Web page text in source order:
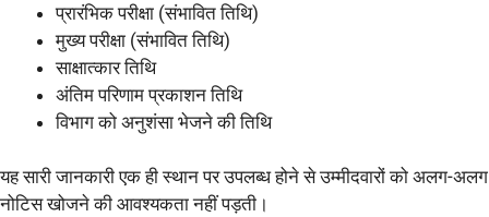
प्रारंभिक परीक्षा (संभावित तिथि)
मुख्य परीक्षा (संभावित तिथि)
साक्षात्कार तिथि
अंतिम परिणाम प्रकाशन तिथि
विभाग को अनुशंसा भेजने की तिथि
यह सारी जानकारी एक ही स्थान पर उपलब्ध होने से उम्मीदवारों को अलग-अलग
नोटिस खोजने की आवश्यकता नहीं पड़ती।